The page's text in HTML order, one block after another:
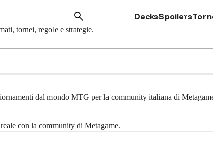
DecksSpoilers
tornei, regole e strategie.
dal mondo MTG per la community italiana di
con la community di Metagame.